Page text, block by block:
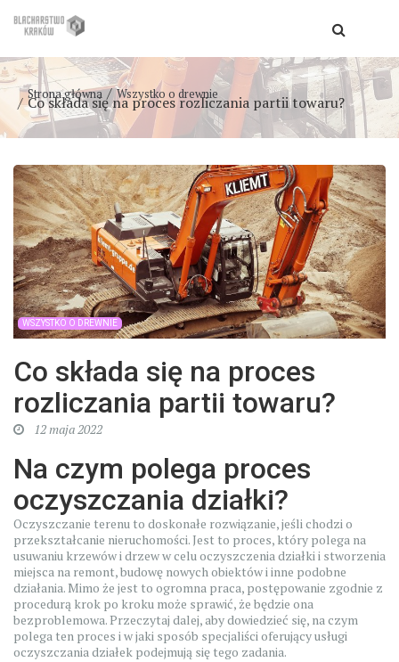
Strona główna Wszystko o drewnie
Co składa się na proces rozliczania partii towaru?
WSZYSTKO O DREWNIE
Co składa się na proces
rozliczania partii towaru?
12 maja 2022
Na czym polega proces
oczyszczania działki?
Oczyszczanie terenu to doskonałe rozwiązanie, jeśli chodzi o
przekształcanie nieruchomości. Jest to proces, który polega na
usuwaniu krzewów i drzew w celu oczyszczenia działki i stworzenia
miejsca na remont, budowę nowych obiektów i inne podobne
działania. Mimo że jest to ogromna praca, postępowanie zgodnie z
procedurą krok po kroku może sprawić, że będzie ona
bezproblemowa. Przeczytaj dalej, aby dowiedzieć się, na czym
polega ten proces i w jaki sposób specjaliści oferujący usługi
oczyszczania działek podejmują się tego zadania.